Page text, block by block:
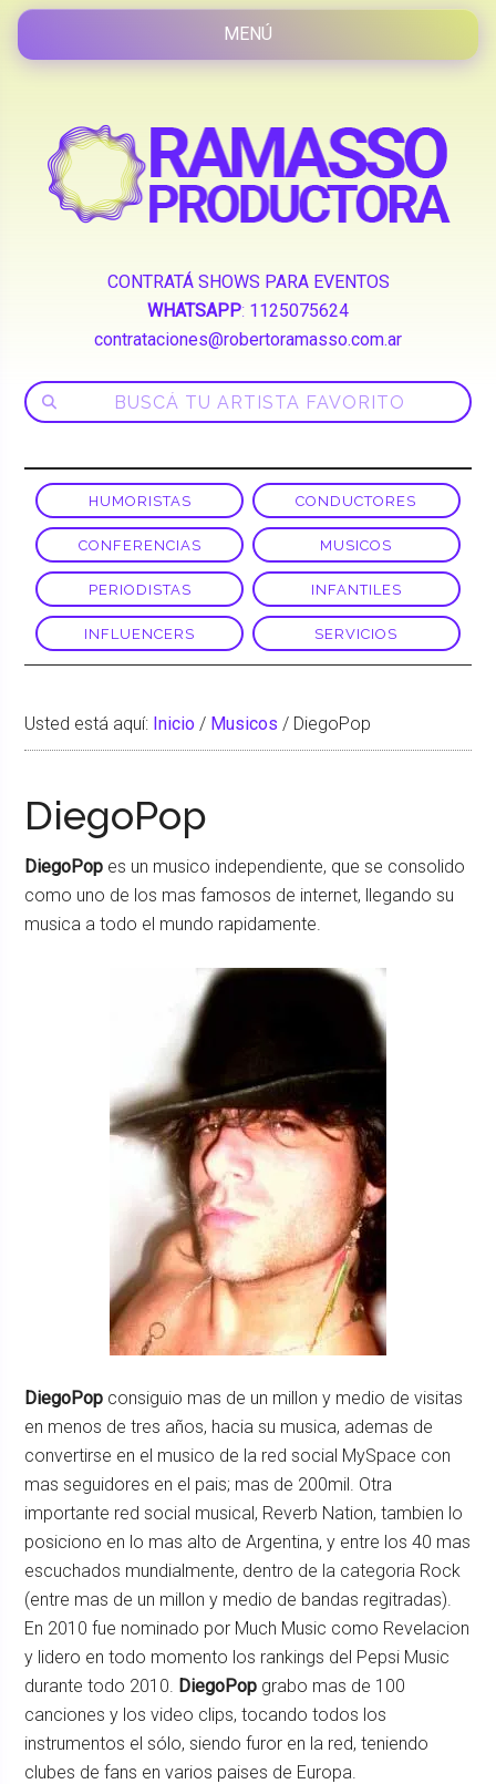
CONTRATÁ SHOWS PARA EVENTOS
WHATSAPP: 1125075624
contrataciones@robertoramasso.com.ar
HUMORISTAS CONDUCTORES
CONFERENCIAS MUSICOS
PERIODISTAS INFANTILES
INFLUENCERS SERVICIOS
Usted está aquí: Inicio / Musicos / DiegoPop
DiegoPop
DiegoPop es un musico independiente, que se consolido
como uno de los mas famosos de internet, llegando su
musica a todo el mundo rapidamente.
DiegoPop consiguio mas de un millon y medio de visitas
en menos de tres años, hacia su musica, ademas de
convertirse en el musico de la red social MySpace con
mas seguidores en el pais; mas de 200mil. Otra
importante red social musical, Reverb Nation, tambien lo
posiciono en lo mas alto de Argentina, y entre los 40 mas
escuchados mundialmente, dentro de la categoria Rock
(entre mas de un millon y medio de bandas regitradas).
En 2010 fue nominado por Much Music como Revelacion
y lidero en todo momento los rankings del Pepsi Music
durante todo 2010. DiegoPop grabo mas de 100
canciones y los video clips, tocando todos los
instrumentos el sólo, siendo furor en la red, teniendo
clubes de fans en varios paises de Europa.